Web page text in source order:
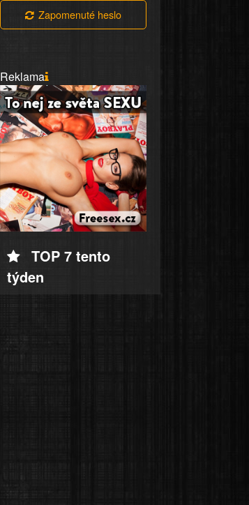
Zapomenuté heslo
Reklama
TOP 7 tento
týden